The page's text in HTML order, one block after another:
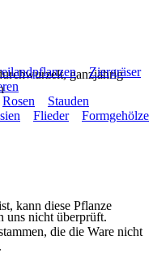
ganzjährig
kann diese Pflanze
Ziergräser
Rosen
Stauden
Flieder
Formgehölze
uns nicht überprüft.
die die Ware nicht